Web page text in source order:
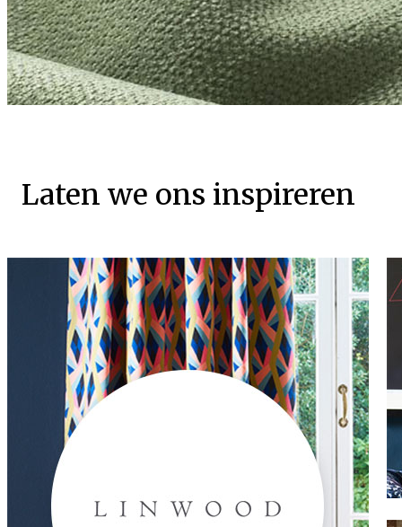
Laten we ons inspireren